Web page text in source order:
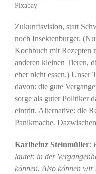
Pixabay
Zukunftsvision, statt
noch Insektenburger.
Kochbuch mit Rezepten
anderen kleinen Tieren,
eher nicht essen.) Unser
davon: die gute
sorge als guter Politiker
eintritt. Alternative: die
Panikmache.
Karlheinz Steinmüller:
lautet: in der
können. Also können wir